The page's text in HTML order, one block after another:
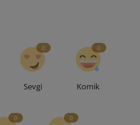
Sevgi
0
Komik
0
0 0